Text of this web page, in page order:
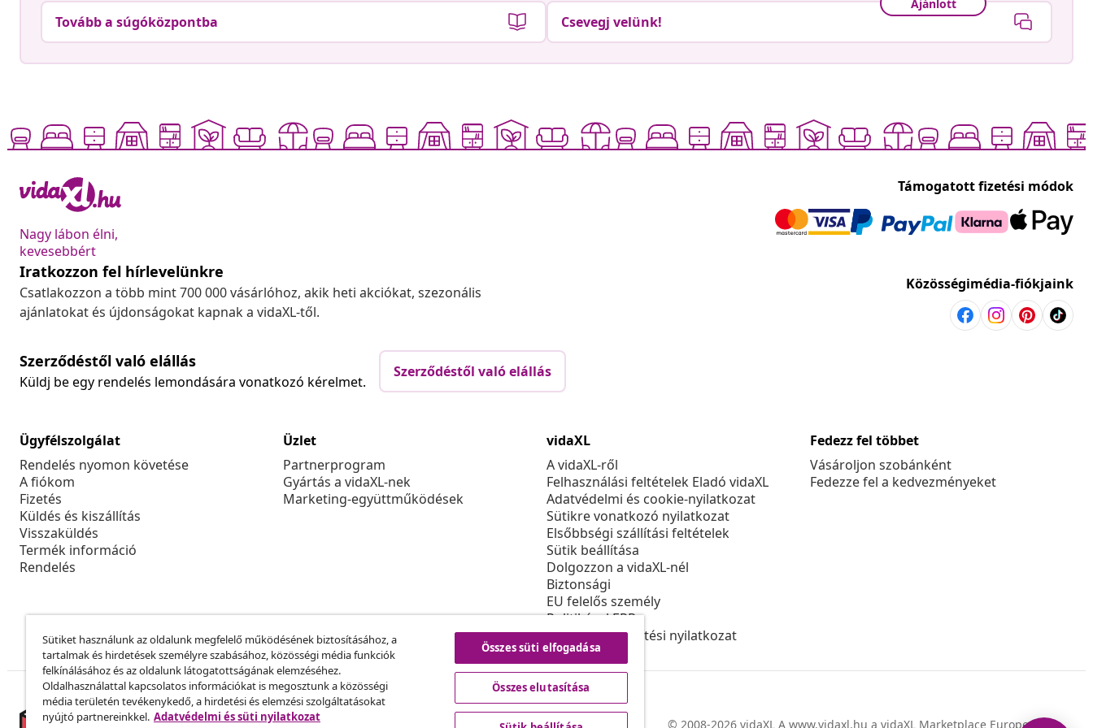
Tovább a súgóközpontba
Ajánlott
Csevegj velünk!
Nagy lábon élni,
kevesebbért
Támogatott fizetési módok
Iratkozzon fel hírlevelünkre
Csatlakozzon a több mint 700 000 vásárlóhoz, akik heti akciókat, szezonális
ajánlatokat és újdonságokat kapnak a vidaXL-től.
Közösségimédia-fiókjaink
Szerződéstől való elállás
Küldj be egy rendelés lemondására vonatkozó kérelmet.
Szerződéstől való elállás
Ügyfélszolgálat
Rendelés nyomon követése
A fiókom
Fizetés
Küldés és kiszállítás
Visszaküldés
Termék információ
Rendelés
Üzlet
Partnerprogram
Gyártás a vidaXL-nek
Marketing-együttműködések
vidaXL
A vidaXL-ről
Felhasználási feltételek Eladó vidaXL
Adatvédelmi és cookie-nyilatkozat
Sütikre vonatkozó nyilatkozat
Elsőbbségi szállítási feltételek
Sütik beállítása
Dolgozzon a vidaXL-nél
Biztonsági
EU felelős személy
Politikával EPR
Akadálymentesítési nyilatkozat
Fedezz fel többet
Vásároljon szobánként
Fedezze fel a kedvezményeket
© 2008-2026 vidaXL A www.vidaxl.hu a vidaXL Marketplace Europe B.V.
Sütiket használunk az oldalunk megfelelő működésének biztosításához, a
tartalmak és hirdetések személyre szabásához, közösségi média funkciók
felkínálásához és az oldalunk látogatottságának elemzéséhez.
Oldalhasználattal kapcsolatos információkat is megosztunk a közösségi
média területén tevékenykedő, a hirdetési és elemzési szolgáltatásokat
nyújtó partnereinkkel. Adatvédelmi és süti nyilatkozat
Összes süti elfogadása
Összes elutasítása